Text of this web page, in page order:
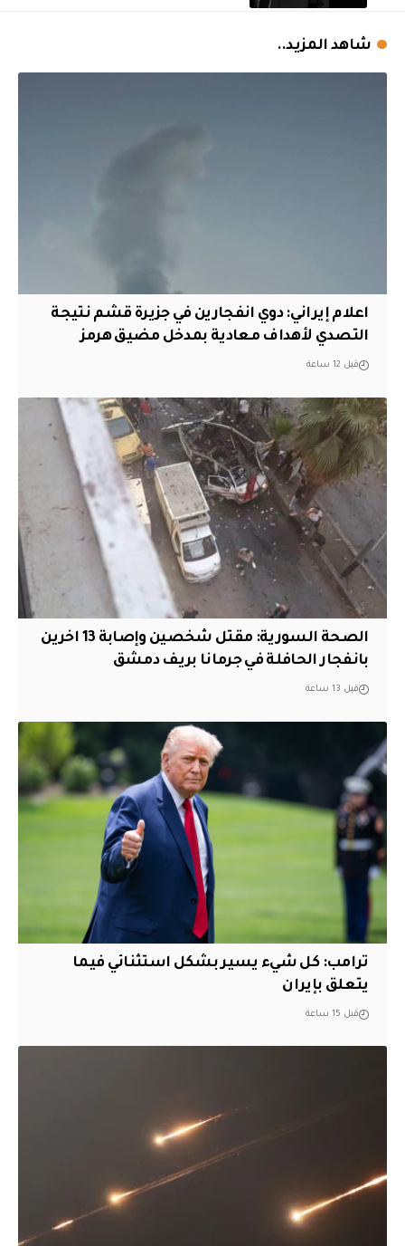
شاهد المزيد..
اعلام إيراني: دوي انفجارين في جزيرة قشم نتيجة
التصدي لأهداف معادية بمدخل مضيق هرمز
قبل 12 ساعة
الصحة السورية: مقتل شخصين وإصابة 13 اخرين
بانفجار الحافلة في جرمانا بريف دمشق
قبل 13 ساعة
ترامب: كل شيء يسير بشكل استثنائي فيما
يتعلق بإيران
قبل 15 ساعة